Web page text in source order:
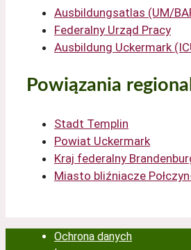
Ausbildungsatlas (UM/
Federalny Urząd Pracy
Ausbildung Uckermark
Powiązania
Stadt Templin
Powiat Uckermark
Kraj federalny
Miasto bliźniacze
Ochrona danych